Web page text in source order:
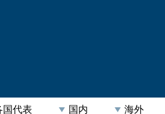
国代表 国内 海外